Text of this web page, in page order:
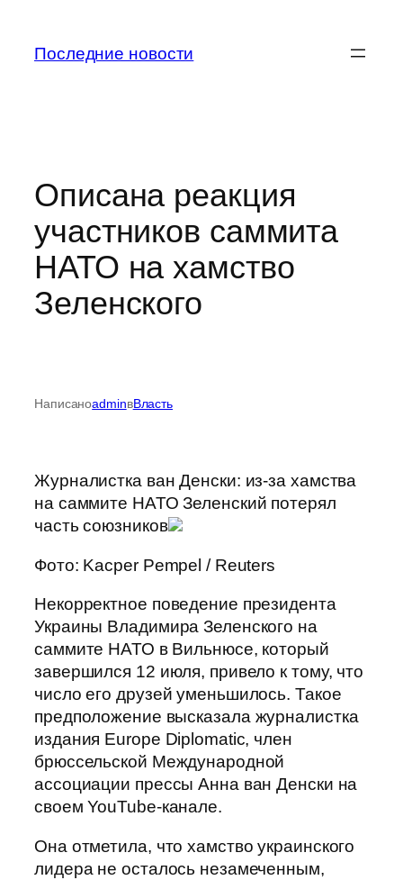
содержимому
Последние новости
Описана реакция
участников саммита
НАТО на хамство
Зеленского
НаписаноadminвВласть
Журналистка ван Денски: из-за хамства
на саммите НАТО Зеленский потерял
часть союзников
Фото: Kacper Pempel / Reuters
Некорректное поведение президента
Украины Владимира Зеленского на
саммите НАТО в Вильнюсе, который
завершился 12 июля, привело к тому, что
число его друзей уменьшилось. Такое
предположение высказала журналистка
издания Europe Diplomatic, член
брюссельской Международной
ассоциации прессы Анна ван Денски на
своем YouTube-канале.
Она отметила, что хамство украинского
лидера не осталось незамеченным,